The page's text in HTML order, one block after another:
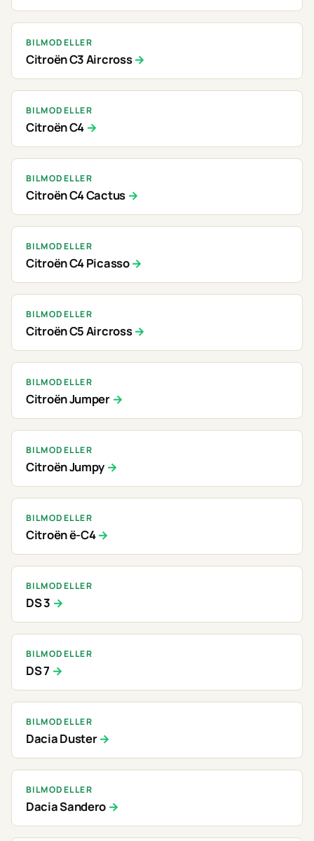
BILMODELLER
Citroën C3 Aircross
BILMODELLER
Citroën C4
BILMODELLER
Citroën C4 Cactus
BILMODELLER
Citroën C4 Picasso
BILMODELLER
Citroën C5 Aircross
BILMODELLER
Citroën Jumper
BILMODELLER
Citroën Jumpy
BILMODELLER
Citroën ë-C4
BILMODELLER
DS 3
BILMODELLER
DS 7
BILMODELLER
Dacia Duster
BILMODELLER
Dacia Sandero